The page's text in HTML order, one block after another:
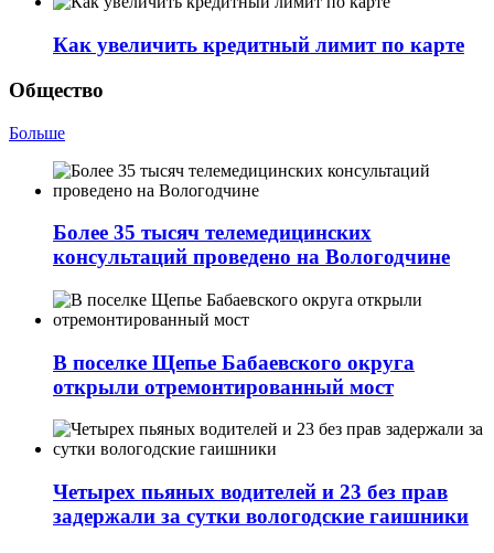
Как увеличить кредитный лимит по карте
Общество
Больше
Более 35 тысяч телемедицинских
консультаций проведено на Вологодчине
В поселке Щепье Бабаевского округа
открыли отремонтированный мост
Четырех пьяных водителей и 23 без прав
задержали за сутки вологодские гаишники